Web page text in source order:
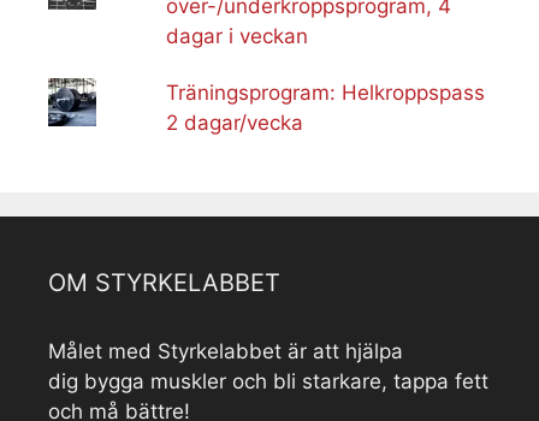
över-/underkroppsprogram, 4
dagar i veckan
Träningsprogram: Helkroppspass
2 dagar/vecka
OM STYRKELABBET
Målet med Styrkelabbet är att hjälpa
dig bygga muskler och bli starkare, tappa fett
och må bättre!